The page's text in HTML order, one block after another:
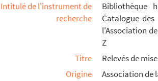
Intitulé de l'instrument de
recherche
Bibliothèque
Catalogue
l'Association
Z
Titre
Relevés de
Origine
Association de
Marty, Georges (1860-1908)
Mascagni, Pietro (1863-1945)
Massa, André Philippe Alfred Regnier duc de
Massé, Victor (1822-1884)
Massenet, Jules (1842-1912)